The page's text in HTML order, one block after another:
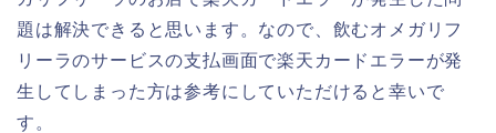
題は解決できると思います。なので、飲むオメガリフ
リーラのサービスの支払画面で楽天カードエラーが発
生してしまった方は参考にしていただけると幸いで
す。